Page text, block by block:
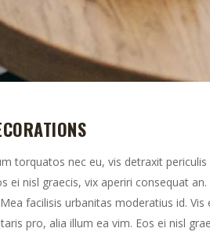
torquatos nec eu, vis detraxit
ei nisl graecis, vix aperiri consequat
facilisis urbanitas moderatius id.
pro, alia illum ea vim. Eos ei nisl